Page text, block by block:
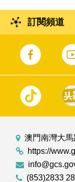
訂閱頻道
澳門南灣大
https://
(853)2833